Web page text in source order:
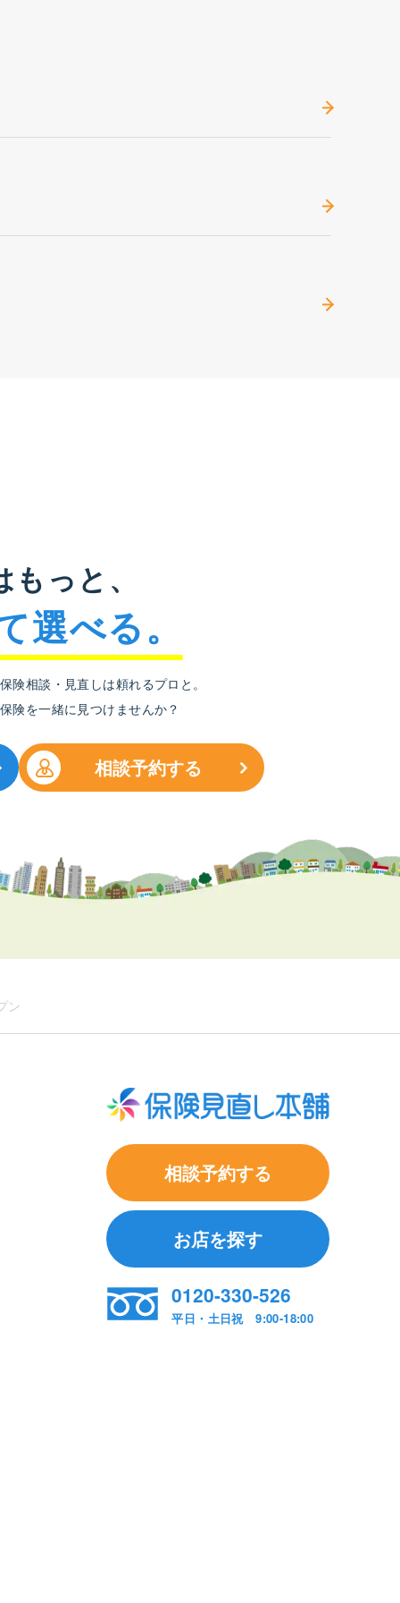
っと、
選べる。
保険相談・見直しは頼れるプロと。
険を一緒に見つけませんか？
相談予約する
ン
相談予約する
お店を探す
0120-330-526
平日・土日祝 9:00-18:00